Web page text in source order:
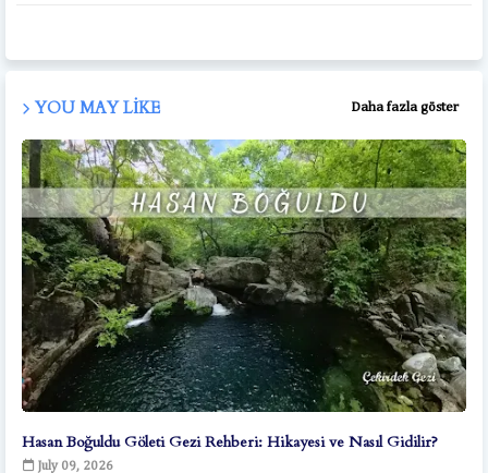
YOU MAY LIKE Daha fazla göster
Hasan Boğuldu Göleti Gezi Rehberi: Hikayesi ve Nasıl Gidilir?
July 09, 2026